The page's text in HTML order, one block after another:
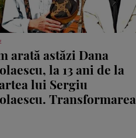
arată astăzi Dana
la 13 ani de la
lui Sergiu
Transformarea